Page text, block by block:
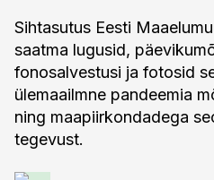
Sihtasutus Eesti
saatma lugusid,
fonosalvestusi ja fotosid
ülemaailmne pandeemia
ning maapiirkondadega
tegevust.